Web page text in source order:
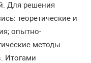
Для решения
теоретические и
опытно-
методы
Итогами